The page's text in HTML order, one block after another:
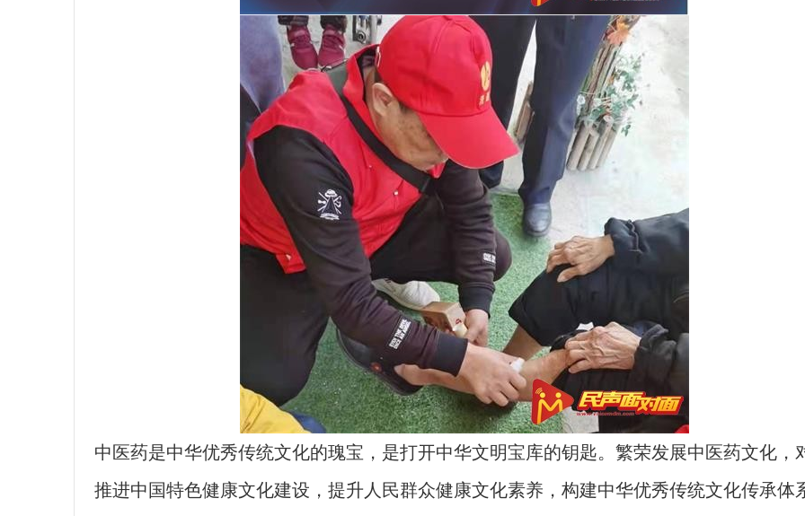
中医药是中华优秀传统文化的瑰宝，是打开中华文明宝库的钥匙。繁荣发展中医药文化，
推进中国特色健康文化建设，提升人民群众健康文化素养，构建中华优秀传统文化传承体